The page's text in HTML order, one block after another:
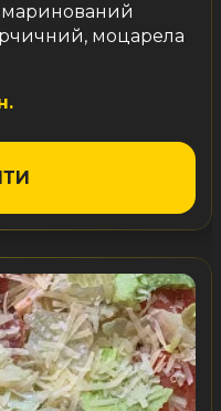
маринований
моцарела